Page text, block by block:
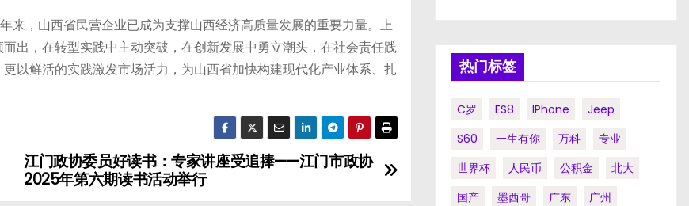
来，山西省民营企业已成为支撑山西经济高质量发展的重要力量。上
出，在转型实践中主动突破，在创新发展中勇立潮头，在社会责任践
以鲜活的实践激发市场活力，为山西省加快构建现代化产业体系、扎
江门政协委员好读书：专家讲座受追捧——江门市政协
2025年第六期读书活动举行
热门标签
C罗 ES8 IPhone
Jeep
S60
一生有你 万科
专业
世界杯
人民币 公积金
北大
国产
墨西哥 广东
广州